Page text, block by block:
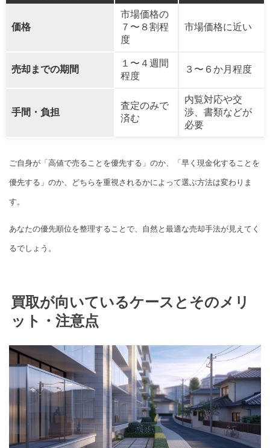
価格
市場価格の
７〜８割程
度
市場価格に近い
売却までの期間
１〜４週間
程度
３〜６か月程度
手間・負担
査定のみで
済む
内覧対応や交
渉、書類などが
必要
ご自身が「高値で売ることを優先する」のか、「早く現金化することを
優先する」のか、どちらを重視されるかによって選ぶ方法は変わりま
す。
あなたの優先順位を整理することで、自然と最適な売却手法が見えてく
るでしょう。
買取が向いているケースとそのメリ
ット・注意点